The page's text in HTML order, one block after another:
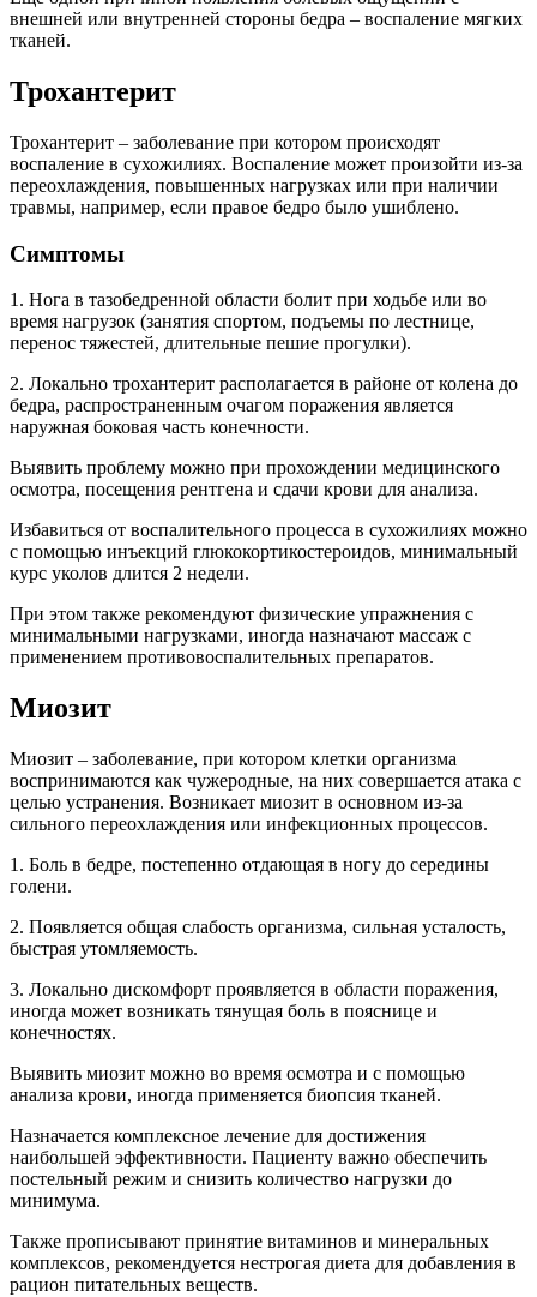
внешней или внутренней стороны бедра – воспаление мягких
тканей.
Трохантерит
Трохантерит – заболевание при котором происходят
воспаление в сухожилиях. Воспаление может произойти из-за
переохлаждения, повышенных нагрузках или при наличии
травмы, например, если правое бедро было ушиблено.
Симптомы
1. Нога в тазобедренной области болит при ходьбе или во
время нагрузок (занятия спортом, подъемы по лестнице,
перенос тяжестей, длительные пешие прогулки).
2. Локально трохантерит располагается в районе от колена до
бедра, распространенным очагом поражения является
наружная боковая часть конечности.
Выявить проблему можно при прохождении медицинского
осмотра, посещения рентгена и сдачи крови для анализа.
Избавиться от воспалительного процесса в сухожилиях можно
с помощью инъекций глюкокортикостероидов, минимальный
курс уколов длится 2 недели.
При этом также рекомендуют физические упражнения с
минимальными нагрузками, иногда назначают массаж с
применением противовоспалительных препаратов.
Миозит
Миозит – заболевание, при котором клетки организма
воспринимаются как чужеродные, на них совершается атака с
целью устранения. Возникает миозит в основном из-за
сильного переохлаждения или инфекционных процессов.
1. Боль в бедре, постепенно отдающая в ногу до середины
голени.
2. Появляется общая слабость организма, сильная усталость,
быстрая утомляемость.
3. Локально дискомфорт проявляется в области поражения,
иногда может возникать тянущая боль в пояснице и
конечностях.
Выявить миозит можно во время осмотра и с помощью
анализа крови, иногда применяется биопсия тканей.
Назначается комплексное лечение для достижения
наибольшей эффективности. Пациенту важно обеспечить
постельный режим и снизить количество нагрузки до
минимума.
Также прописывают принятие витаминов и минеральных
комплексов, рекомендуется нестрогая диета для добавления в
рацион питательных веществ.